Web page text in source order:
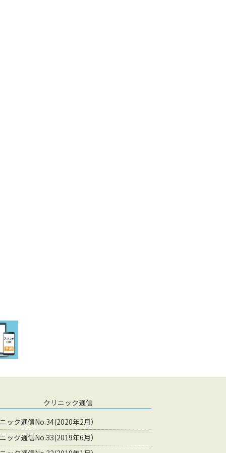
クリニック通信
ック通信No.34(2020年2月）
ック通信No.33(2019年6月）